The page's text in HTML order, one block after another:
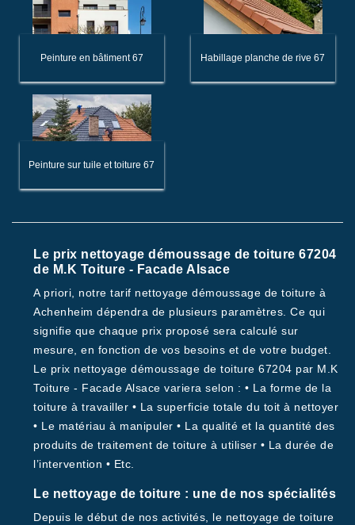
Peinture en bâtiment 67 Habillage planche de rive 67
Peinture sur tuile et toiture 67
Le prix nettoyage démoussage de toiture 67204
de M.K Toiture - Facade Alsace
A priori, notre tarif nettoyage démoussage de toiture à
Achenheim dépendra de plusieurs paramètres. Ce qui
signifie que chaque prix proposé sera calculé sur
mesure, en fonction de vos besoins et de votre budget.
Le prix nettoyage démoussage de toiture 67204 par M.K
Toiture - Facade Alsace variera selon : • La forme de la
toiture à travailler • La superficie totale du toit à nettoyer
• Le matériau à manipuler • La qualité et la quantité des
produits de traitement de toiture à utiliser • La durée de
l’intervention • Etc.
Le nettoyage de toiture : une de nos spécialités
Depuis le début de nos activités, le nettoyage de toiture